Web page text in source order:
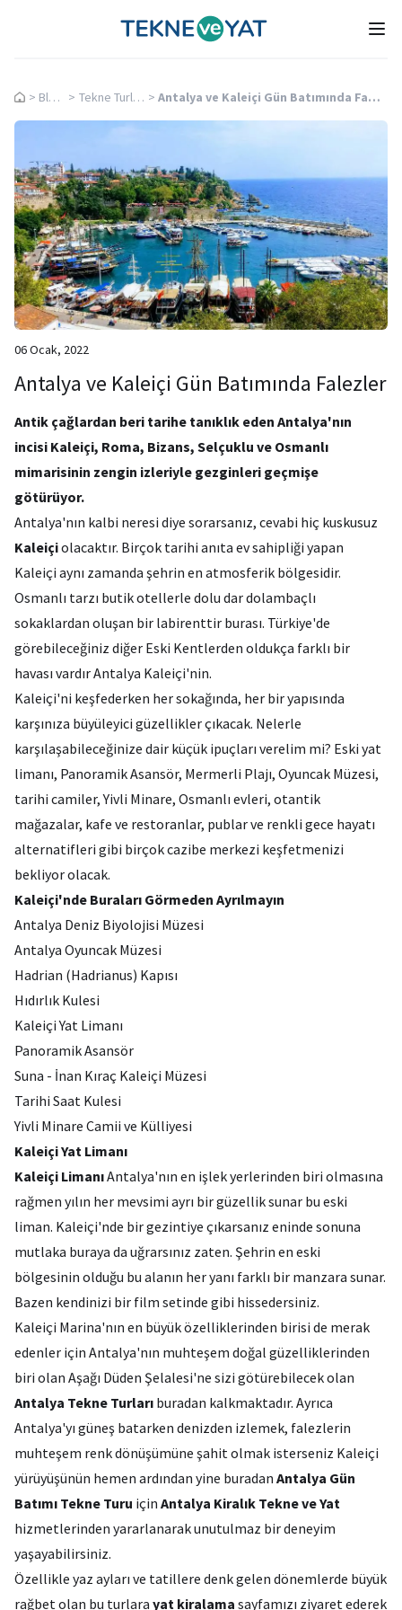
Tekne ve Yat
>Blog > Tekne Turları > Antalya ve Kaleiçi Gün Batımında Falezler
06 Ocak, 2022
Antalya ve Kaleiçi Gün Batımında Falezler
Antik çağlardan beri tarihe tanıklık eden Antalya'nın
incisi Kaleiçi, Roma, Bizans, Selçuklu ve Osmanlı
mimarisinin zengin izleriyle gezginleri geçmişe
götürüyor.
Antalya'nın kalbi neresi diye sorarsanız, cevabi hiç kuskusuz
Kaleiçiolacaktır. Birçok tarihi anıta ev sahipliği yapan
Kaleiçi aynı zamanda şehrin en atmosferik bölgesidir.
Osmanlı tarzı butik otellerle dolu dar dolambaçlı
sokaklardan oluşan bir labirenttir burası. Türkiye'de
görebileceğiniz diğer Eski Kentlerden oldukça farklı bir
havası vardır Antalya Kaleiçi'nin.
Kaleiçi'ni keşfederken her sokağında, her bir yapısında
karşınıza büyüleyici güzellikler çıkacak. Nelerle
karşılaşabileceğinize dair küçük ipuçları verelim mi? Eski yat
limanı, Panoramik Asansör, Mermerli Plajı, Oyuncak Müzesi,
tarihi camiler, Yivli Minare, Osmanlı evleri, otantik
mağazalar, kafe ve restoranlar, publar ve renkli gece hayatı
alternatifleri gibi birçok cazibe merkezi keşfetmenizi
bekliyor olacak.
Kaleiçi'nde Buraları Görmeden Ayrılmayın
Antalya Deniz Biyolojisi Müzesi
Antalya Oyuncak Müzesi
Hadrian (Hadrianus) Kapısı
Hıdırlık Kulesi
Kaleiçi Yat Limanı
Panoramik Asansör
Suna - İnan Kıraç Kaleiçi Müzesi
Tarihi Saat Kulesi
Yivli Minare Camii ve Külliyesi
Kaleiçi Yat Limanı
Kaleiçi LimanıAntalya'nın en işlek yerlerinden biri olmasına
rağmen yılın her mevsimi ayrı bir güzellik sunar bu eski
liman. Kaleiçi'nde bir gezintiye çıkarsanız eninde sonuna
mutlaka buraya da uğrarsınız zaten. Şehrin en eski
bölgesinin olduğu bu alanın her yanı farklı bir manzara sunar.
Bazen kendinizi bir film setinde gibi hissedersiniz.
Kaleiçi Marina'nın en büyük özelliklerinden birisi de merak
edenler için Antalya'nın muhteşem doğal güzelliklerinden
biri olan Aşağı Düden Şelalesi'ne sizi götürebilecek olan
Antalya Tekne Turları buradan kalkmaktadır. Ayrıca
Antalya'yı güneş batarken denizden izlemek, falezlerin
muhteşem renk dönüşümüne şahit olmak isterseniz Kaleiçi
yürüyüşünün hemen ardından yine buradan Antalya Gün
Batımı Tekne Turu için Antalya Kiralık Tekne ve Yat
hizmetlerinden yararlanarak unutulmaz bir deneyim
yaşayabilirsiniz.
Özellikle yaz ayları ve tatillere denk gelen dönemlerde büyük
rağbet olan bu turlara yat kiralama sayfamızı ziyaret ederek